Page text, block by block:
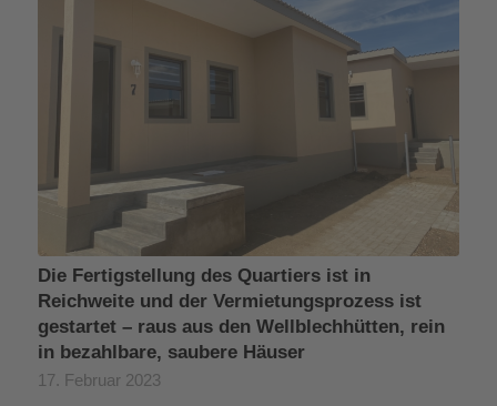
Die Fertigstellung des Quartiers ist in
Reichweite und der Vermietungsprozess ist
gestartet – raus aus den Wellblechhütten, rein
in bezahlbare, saubere Häuser
17. Februar 2023